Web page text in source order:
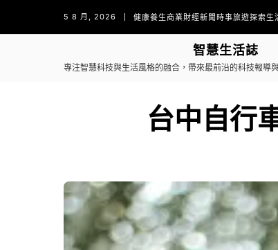
5 8 月, 2026 健康養生商業財經新聞時事旅遊探索生
智慧生活誌
專注智慧科技與生活風格的融合，帶來最前沿的科技報導
台中自行